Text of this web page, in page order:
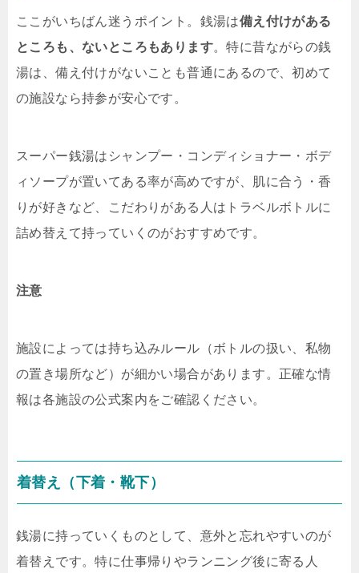
ここがいちばん迷うポイント。銭湯は備え付けがある
ところも、ないところもあります。特に昔ながらの銭
湯は、備え付けがないことも普通にあるので、初めて
の施設なら持参が安心です。
スーパー銭湯はシャンプー・コンディショナー・ボデ
ィソープが置いてある率が高めですが、肌に合う・香
りが好きなど、こだわりがある人はトラベルボトルに
詰め替えて持っていくのがおすすめです。
注意
施設によっては持ち込みルール（ボトルの扱い、私物
の置き場所など）が細かい場合があります。正確な情
報は各施設の公式案内をご確認ください。
着替え（下着・靴下）
銭湯に持っていくものとして、意外と忘れやすいのが
着替えです。特に仕事帰りやランニング後に寄る人